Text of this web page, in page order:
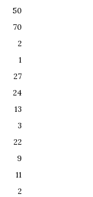
50
70
2
1
27
24
13
3
22
9
11
2